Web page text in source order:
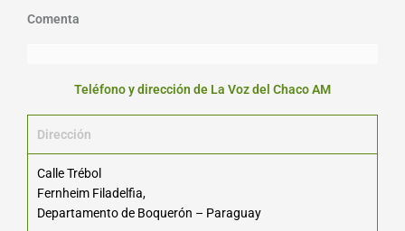
Comenta
Teléfono y dirección de La Voz del Chaco AM
Dirección
Calle Trébol
Fernheim Filadelfia,
Departamento de Boquerón – Paraguay